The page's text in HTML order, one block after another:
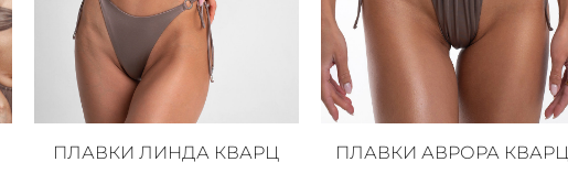
ПЛАВКИ ЛИНДА КВАРЦ ПЛАВКИ АВРОРА КВАРЦ